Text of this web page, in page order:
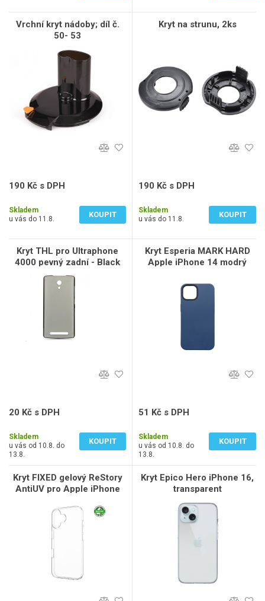
Vrchní kryt nádoby; díl č.
50- 53
190 Kč s DPH
Skladem
u vás do 11.8.
KOUPIT
Kryt na strunu, 2ks
190 Kč s DPH
Skladem
u vás do 11.8.
KOUPIT
Kryt THL pro Ultraphone
4000 pevný zadní - Black
20 Kč s DPH
Skladem
u vás od 10.8. do
13.8.
KOUPIT
Kryt Esperia MARK HARD
Apple iPhone 14 modrý
51 Kč s DPH
Skladem
u vás od 10.8. do
13.8.
KOUPIT
Kryt FIXED gelový ReStory
AntiUV pro Apple iPhone
Kryt Epico Hero iPhone 16,
transparent